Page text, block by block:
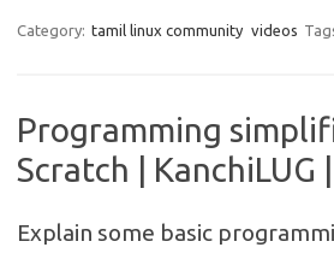
Category: tamil linux community videos
Programming
Scratch | KanchiLUG
Explain some basic